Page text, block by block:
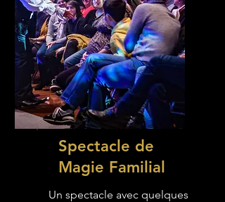
Spectacle de
Magie Familial
Un spectacle avec quelques